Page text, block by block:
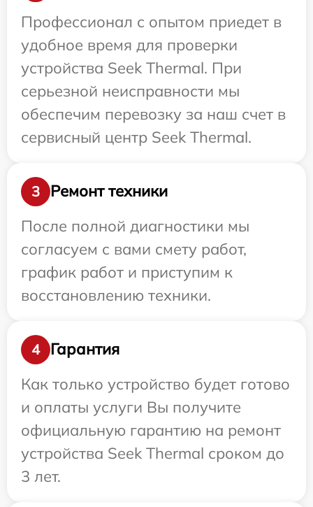
Профессионал с опытом приедет в
удобное время для проверки
устройства Seek Thermal. При
серьезной неисправности мы
обеспечим перевозку за наш счет в
сервисный центр Seek Thermal.
3
Ремонт техники
После полной диагностики мы
согласуем с вами смету работ,
график работ и приступим к
восстановлению техники.
4
Гарантия
Как только устройство будет готово
и оплаты услуги Вы получите
официальную гарантию на ремонт
устройства Seek Thermal сроком до
3 лет.